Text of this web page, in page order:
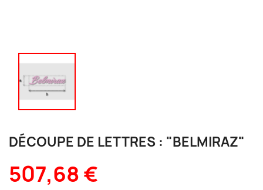
DÉCOUPE DE LETTRES : "BELMIRAZ"
507,68 €